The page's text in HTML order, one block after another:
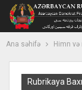
Ana səhifə Himn
Rubrikaya